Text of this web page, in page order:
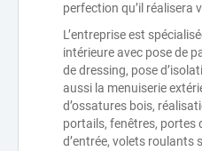
perfection qu’il réalisera
L’entreprise est
intérieure avec pose de
de dressing, pose
aussi la menuiserie
d’ossatures bois,
portails, fenêtres, portes
d’entrée, volets roulants